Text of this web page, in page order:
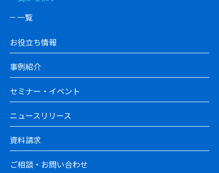
一覧
お役立ち情報
事例紹介
セミナー・イベント
ニュースリリース
資料請求
ご相談・お問い合わせ